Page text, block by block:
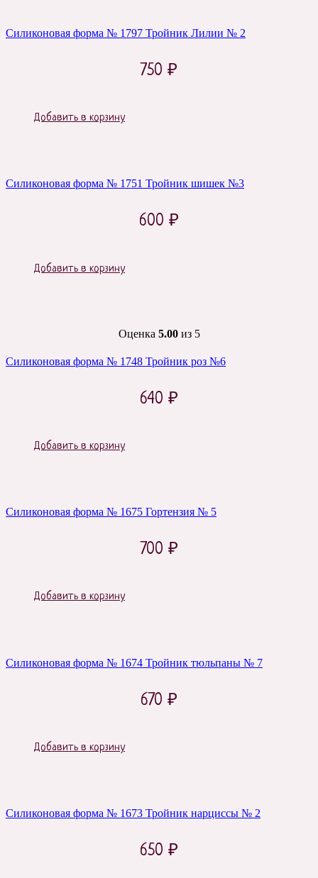
Силиконовая форма № 1797 Тройник Лилии № 2
750 ₽
Добавить в корзину
Силиконовая форма № 1751 Тройник шишек №3
600 ₽
Добавить в корзину
Оценка 5.00из 5
Силиконовая форма № 1748 Тройник роз №6
640 ₽
Добавить в корзину
Силиконовая форма № 1675 Гортензия № 5
700 ₽
Добавить в корзину
Силиконовая форма № 1674 Тройник тюльпаны № 7
670 ₽
Добавить в корзину
Силиконовая форма № 1673 Тройник нарциссы № 2
650 ₽